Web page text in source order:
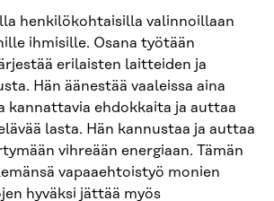
henkilökohtaisilla valinnoillaan
ihmisille. Osana työtään
erilaisten laitteiden ja
Hän äänestää vaaleissa aina
kannattavia ehdokkaita ja auttaa
lasta. Hän kannustaa ja auttaa
vihreään energiaan. Tämän
vapaaehtoistyö monien
hyväksi jättää myös